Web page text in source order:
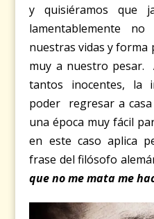
y quisiéramos que
lamentablemente
nuestras vidas y forma
muy a nuestro pesar.
tantos inocentes, la
poder regresar a
una época muy fácil
en este caso aplica
frase del filósofo
que no me mata me